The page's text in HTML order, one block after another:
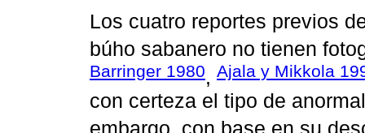
Los cuatro reportes previos
búho sabanero no tienen
Barringer 1980, Ajala y Mikkola
con certeza el tipo de
embargo, con base en su